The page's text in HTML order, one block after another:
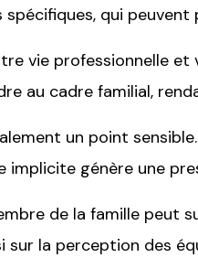
qui
vie professionnelle et
au cadre familial,
un point
génère une
de la famille peut
sur la perception des